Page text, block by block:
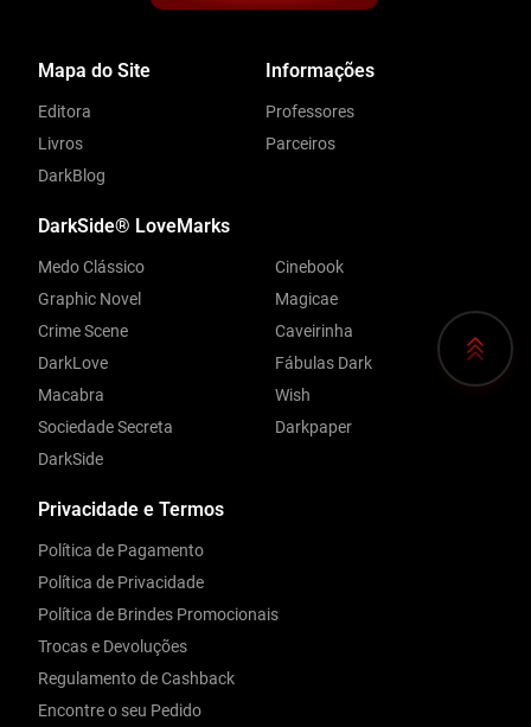
Privacidade e Termos
Política de Pagamento
Política de Privacidade
Política de Brindes Promocionais
Trocas e Devoluções
Regulamento de Cashback
Encontre o seu Pedido
Mapa do Site
Editora
Livros
DarkBlog
Informações
Professores
Parceiros
DarkSide® LoveMarks
Medo Clássico
Graphic Novel
Crime Scene
DarkLove
Macabra
Sociedade Secreta
DarkSide
Cinebook
Magicae
Caveirinha
Fábulas Dark
Wish
Darkpaper